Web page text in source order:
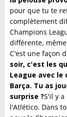
pour que tu te
complètement
Champions
différente,
C'est une façon
soir, c'est les
League avec le
Barça. Tu as
surprise ?S'il y
l'Atlético. Dans